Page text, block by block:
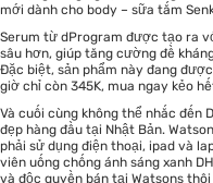
mới dành cho body – sữa tắm
Serum từ dProgram được tạo ra
sâu hơn, giúp tăng cường đề
Đặc biệt, sản phẩm này đang
giờ chỉ còn 345K, mua ngay kẻo
Và cuối cùng không thể nhắc đến
đẹp hàng đầu tại Nhật Bản.
phải sử dụng điện thoại, ipad và
viên uống chống ánh sáng xanh
và độc quyền bán tại Watsons thôi